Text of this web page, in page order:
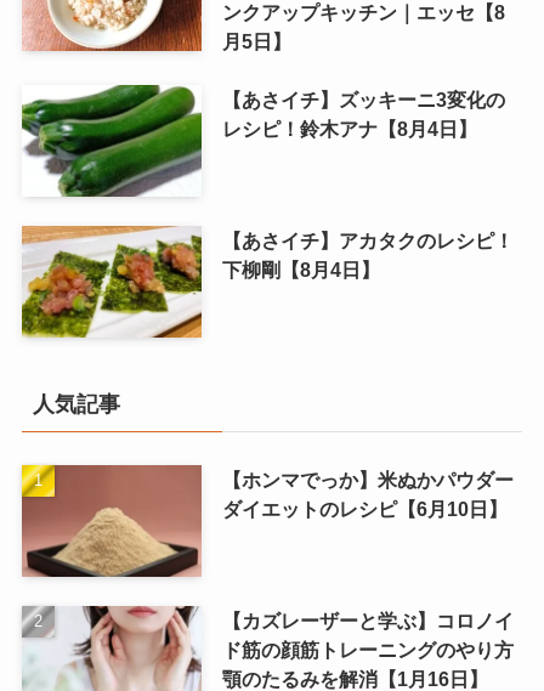
ンクアップキッチン｜エッセ【8
月5日】
【あさイチ】ズッキーニ3変化の
レシピ！鈴木アナ【8月4日】
【あさイチ】アカタクのレシピ！
下柳剛【8月4日】
人気記事
【ホンマでっか】米ぬかパウダー
ダイエットのレシピ【6月10日】
【カズレーザーと学ぶ】コロノイ
ド筋の顔筋トレーニングのやり方
顎のたるみを解消【1月16日】